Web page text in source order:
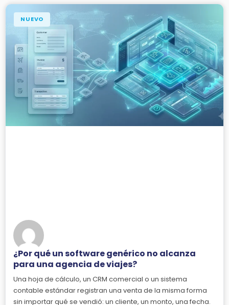
NUEVO
¿Por qué un software genérico no alcanza
para una agencia de viajes?
Una hoja de cálculo, un CRM comercial o un sistema
contable estándar registran una venta de la misma forma
sin importar qué se vendió: un cliente, un monto, una fecha.